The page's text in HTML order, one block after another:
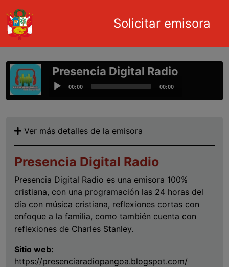
Pasar al contenido principal
Main navigation
Solicitar emisora
Presencia Digital Radio
Audio00:00 00:00
Ver más detalles de la emisora
Presencia Digital Radio
Presencia Digital Radio es una emisora 100%
cristiana, con una programación las 24 horas del
día con música cristiana, reflexiones cortas con
enfoque a la familia, como también cuenta con
reflexiones de Charles Stanley.
Sitio web:
https://presenciaradiopangoa.blogspot.com/